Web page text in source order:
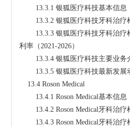
        13.3.1 银狐医疗科技基本信息
13.3.2 银狐医疗科技牙科
利率（2021-2026）
13.3.4 银狐医疗科技主要业
13.3.5 银狐医疗科技最新发
    13.4 Roson Medical
        13.4.1 Roson Medical基本信息
13.4.2 Roson Medical牙科